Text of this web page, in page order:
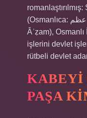
(Osmanlıca: وزیر اعظم, romanlaştırılmış: Vezîr-i
Âʿẓam),
işlerini devlet
rütbeli devlet
KABEYI
PAŞA